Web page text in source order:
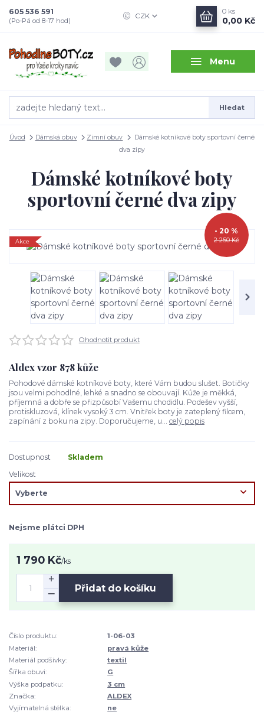
Menu
CZK
Hledat
605 536 591
(Po-Pá od 8-17 hod)
0 ks
0,00 Kč
Úvod Dámská obuv Zimní obuv
Dámské kotníkové boty sportovní černé
dva zipy
Dámské kotníkové boty
sportovní černé dva zipy
Akce 2 250 Kč
- 20 %
Ohodnotit produkt
Aldex vzor 878 kůže
Pohodové dámské kotníkové boty, které Vám budou slušet. Botičky
jsou velmi pohodlné, lehké a snadno se obouvají. Kůže je měkká,
příjemná a dobře se přizpůsobí Vašemu chodidlu. Podešev vyšší,
protiskluzová, klínek vysoký 3 cm. Vnitřek boty je zateplený filcem,
zapínání z boku na zipy. Doporučujeme, u... celý popis
Dostupnost
Skladem
Velikost
Nejsme plátci DPH
1 790 Kč/ks
Přidat do košíku
Číslo produktu:
1-06-03
Materiál:
pravá kůže
Materiál podšívky:
textil
Šířka obuvi:
G
Výška podpatku:
3 cm
Značka:
ALDEX
Vyjímatelná stélka:
ne